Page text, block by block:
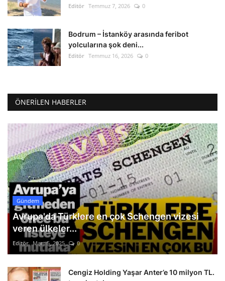
Editör Temmuz 7, 2026 0
Bodrum – İstanköy arasında feribot
yolcularına şok deni...
Editör Temmuz 16, 2026 0
ÖNERILEN HABERLER
Gündem
Avrupa'da Türklere en çok Schengen vizesi
veren ülkeler...
Editör Mart 5, 2025 0
Cengiz Holding Yaşar Anter’e 10 milyon TL.